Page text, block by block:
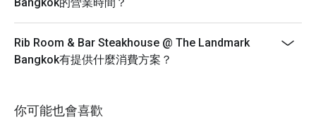
Rib Room & Bar Steakhouse @ The Landmark
Bangkok有提供什麼消費方案？
你可能也會喜歡